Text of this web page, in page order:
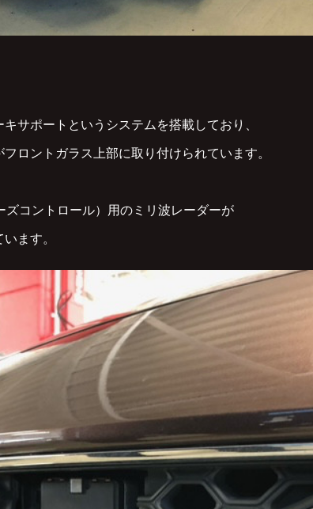
サポートというシステムを搭載しており、
ロントガラス上部に取り付けられています。
コントロール）用のミリ波レーダーが
ます。